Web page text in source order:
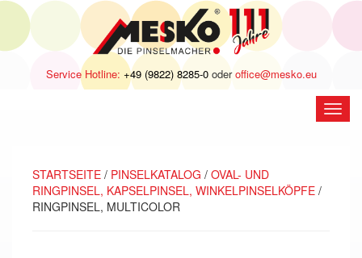
Service Hotline: +49 (9822) 8285-0oderoffice@mesko.eu
STARTSEITE / PINSELKATALOG / OVAL- UND
RINGPINSEL, KAPSELPINSEL, WINKELPINSELKÖPFE /
RINGPINSEL, MULTICOLOR